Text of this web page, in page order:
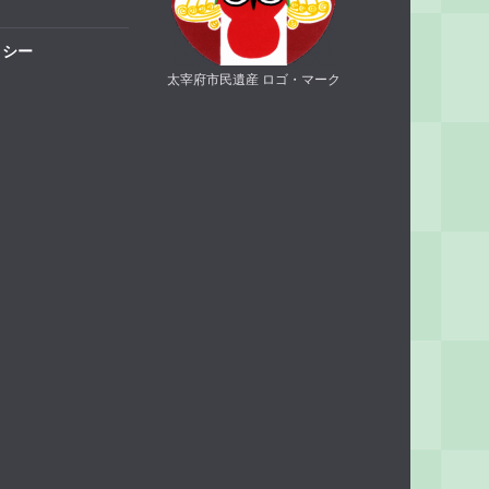
ー
太宰府市民遺産 ロゴ・マーク